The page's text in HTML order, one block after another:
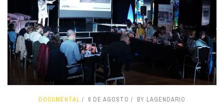
DOCUMENTAL 6 DE AGOSTO BY LAGENDARIO